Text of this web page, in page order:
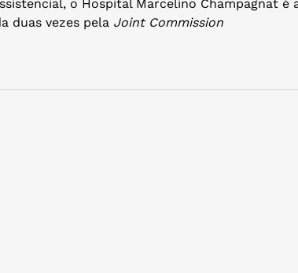
o Hospital Marcelino Champagnat é
duas vezes pela Joint Commission